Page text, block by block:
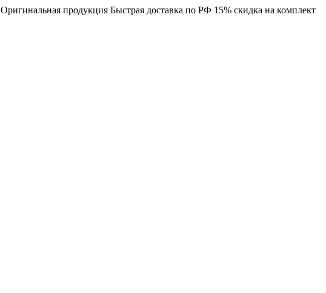
Оригинальная продукция Быстрая доставка по РФ 15% скидка на комплект